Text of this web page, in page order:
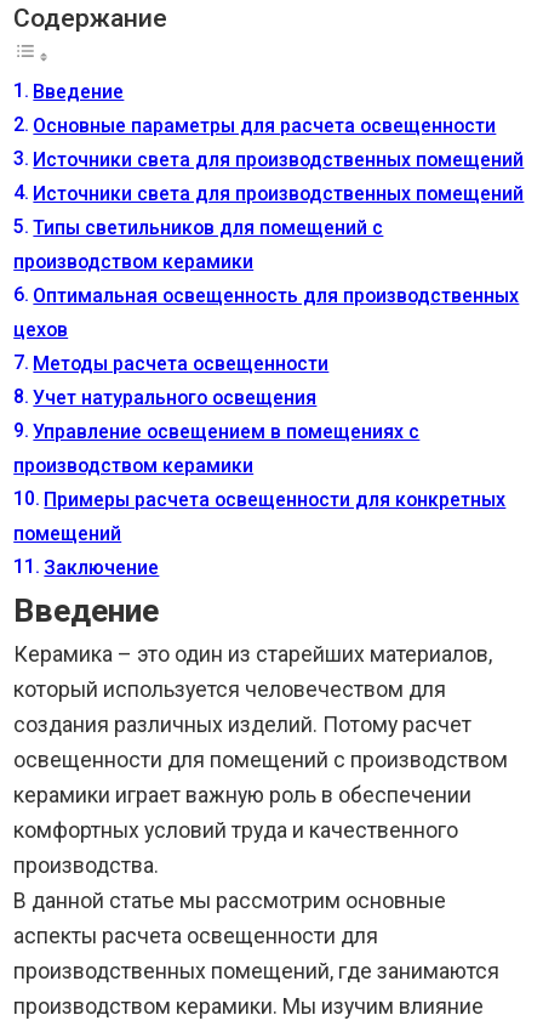
Содержание
Введение
Основные параметры для расчета освещенности
Источники света для производственных помещений
Источники света для производственных помещений
Типы светильников для помещений с
производством керамики
Оптимальная освещенность для производственных
цехов
Методы расчета освещенности
Учет натурального освещения
Управление освещением в помещениях с
производством керамики
Примеры расчета освещенности для конкретных
помещений
Заключение
Введение
Керамика – это один из старейших материалов,
который используется человечеством для
создания различных изделий. Потому расчет
освещенности для помещений с производством
керамики играет важную роль в обеспечении
комфортных условий труда и качественного
производства.
В данной статье мы рассмотрим основные
аспекты расчета освещенности для
производственных помещений, где занимаются
производством керамики. Мы изучим влияние